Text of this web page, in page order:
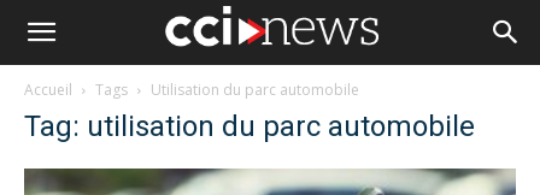
Accueil Tags Utilisation du parc automobile
Tag: utilisation du parc automobile